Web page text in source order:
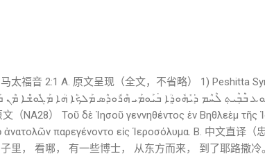
太福音 2:1 A. 原文呈现（全文，不省略） 1) Peshitta
παρεγένοντο εἰς Ἱεροσόλυμα. B. 中文直译（
里， 看哪， 有一些博士， 从东方而来， 到了耶路撒冷